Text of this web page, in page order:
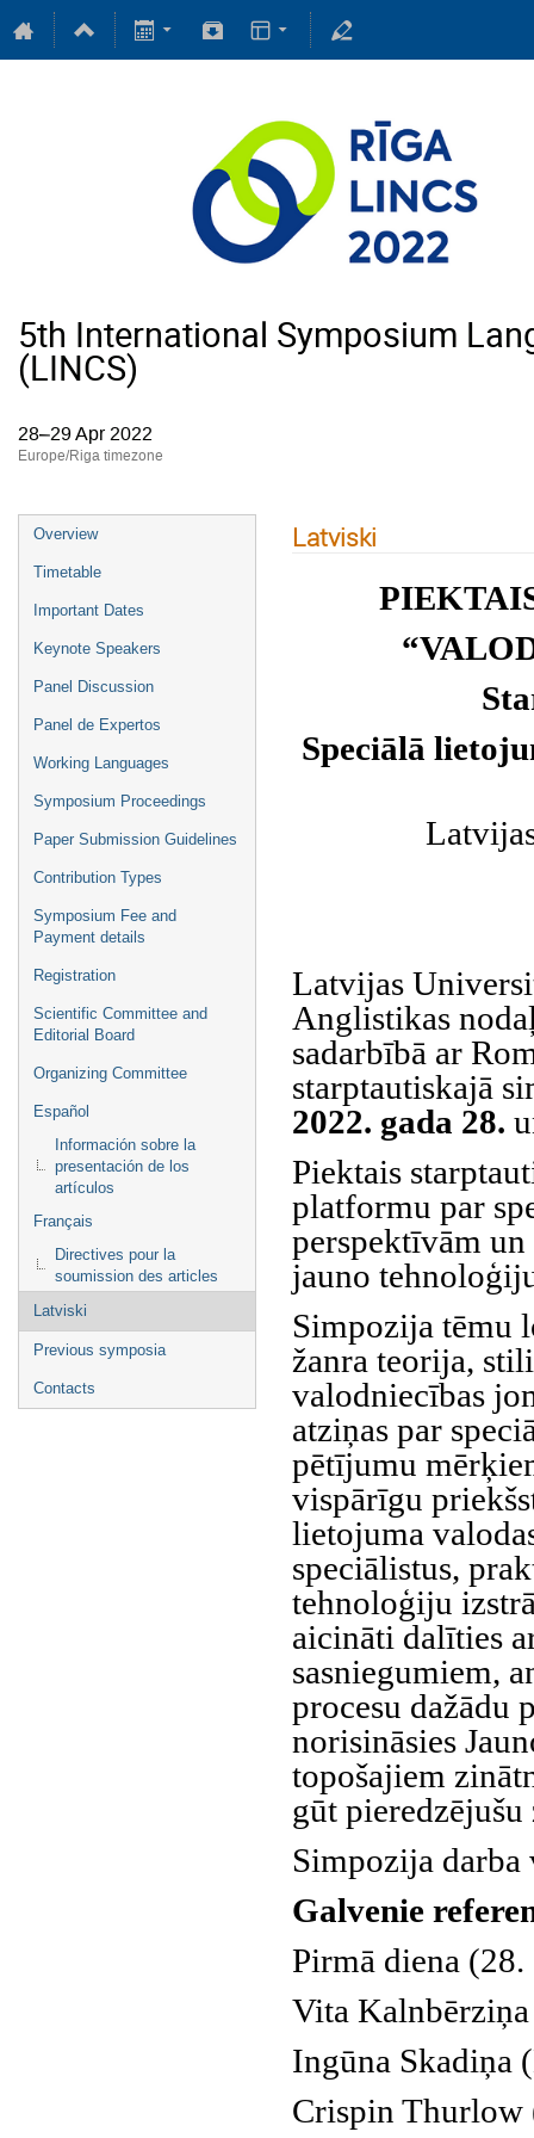
5th International Symposium
(LINCS)
28–29 Apr 2022
Europe/Riga timezone
Overview
Timetable
Important Dates
Keynote Speakers
Panel Discussion
Panel de Expertos
Working Languages
Symposium Proceedings
Paper Submission Guidelines
Contribution Types
Symposium Fee and
Payment details
Registration
Scientific Committee and
Editorial Board
Organizing Committee
Español
Información sobre la
presentación de los
artículos
Français
Directives pour la
soumission des articles
Latviski
Previous symposia
Contacts
Latviski
Speciālā
Latvijas
Anglistikas
sadarbībā ar
starptautiskajā
2022. gada 28.
Piektais
platformu par
perspektīvām
jauno
Simpozija tēmu
žanra teorija,
valodniecības
atziņas par
pētījumu
vispārīgu
lietojuma
speciālistus,
tehnoloģiju
aicināti dalīties
sasniegumiem,
procesu dažādu
norisināsies
topošajiem
gūt
Simpozija darba
Galvenie
Pirmā diena
Vita
Ingūna Skadiņa
Crispin Thurlow